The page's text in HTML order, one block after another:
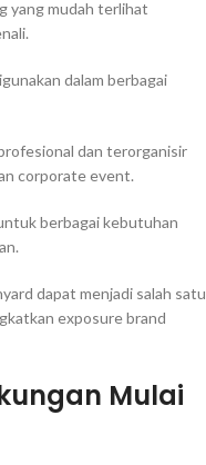
yang mudah terlihat
dalam berbagai
dan terorganisir
corporate event.
berbagai kebutuhan
dapat menjadi salah satu
exposure brand
Mulai